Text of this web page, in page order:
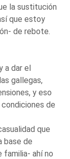
la sustitución
que estoy
de rebote.
a dar el
gallegas,
y eso
de
que
base de
familia- ahí no